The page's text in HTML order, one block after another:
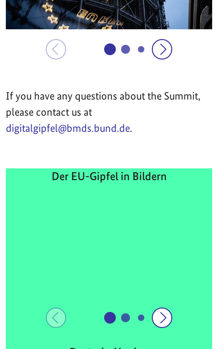
If you have any questions about the Summit,
please contact us at
digitalgipfel@bmds.bund.de.
Der EU-Gipfel in Bildern